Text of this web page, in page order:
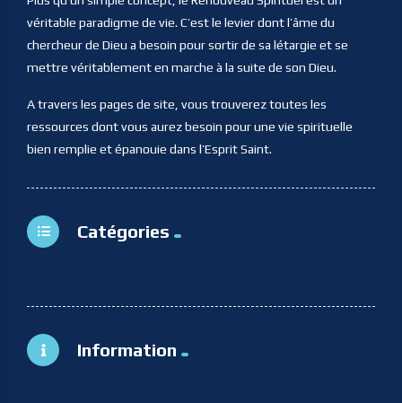
véritable paradigme de vie. C’est le levier dont l’âme du
chercheur de Dieu a besoin pour sortir de sa létargie et se
mettre véritablement en marche à la suite de son Dieu.
A travers les pages de site, vous trouverez toutes les
ressources dont vous aurez besoin pour une vie spirituelle
bien remplie et épanouie dans l’Esprit Saint.
Catégories
Information